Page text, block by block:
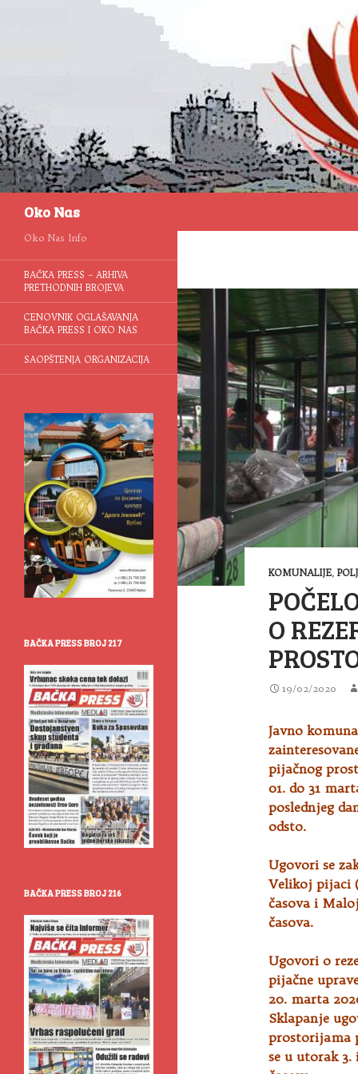
Oko Nas
KOMUNALIJE,
O
19/02/2020
Javno
pijačnog
01. do 31
poslednjeg
odsto.
Ugovori se
Velikoj pijaci
časova i
časova.
Ugovori o
pijačne
20. marta
Sklapanje
prostorijama
se u utorak 3.
Oko Nas Info
BAČKA PRESS – ARHIVA
PRETHODNIH BROJEVA
CENOVNIK OGLAŠAVANJA
BAČKA PRESS I OKO NAS
SAOPŠTENJA ORGANIZACIJA
BAČKA PRESS BROJ 217
BAČKA PRESS BROJ 216